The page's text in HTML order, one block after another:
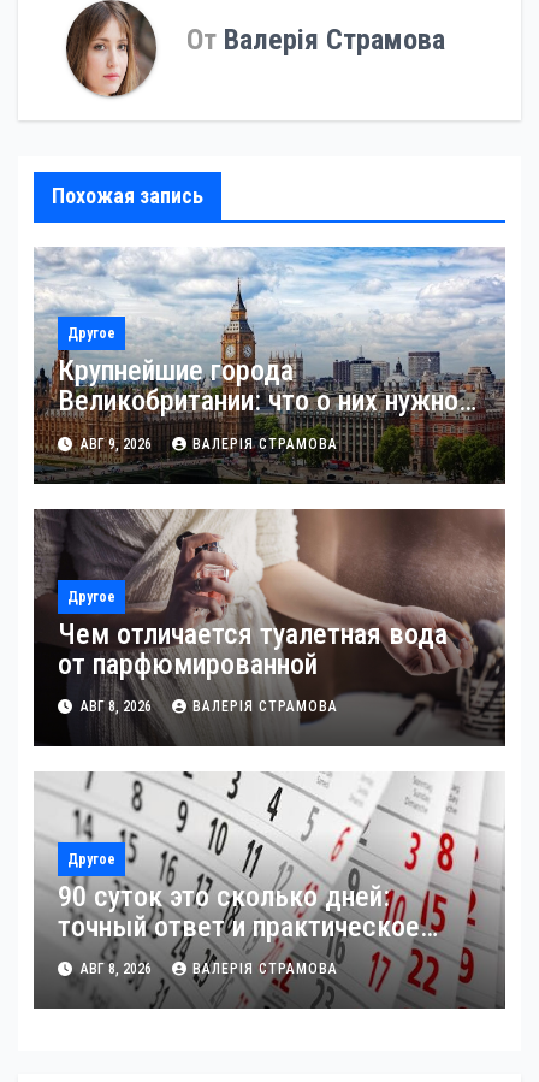
От Валерія Страмова
Похожая запись
Другое
Крупнейшие города
Великобритании: что о них нужно
знать
АВГ 9, 2026 ВАЛЕРІЯ СТРАМОВА
Другое
Чем отличается туалетная вода
от парфюмированной
АВГ 8, 2026 ВАЛЕРІЯ СТРАМОВА
Другое
90 суток это сколько дней:
точный ответ и практическое
применение
АВГ 8, 2026 ВАЛЕРІЯ СТРАМОВА